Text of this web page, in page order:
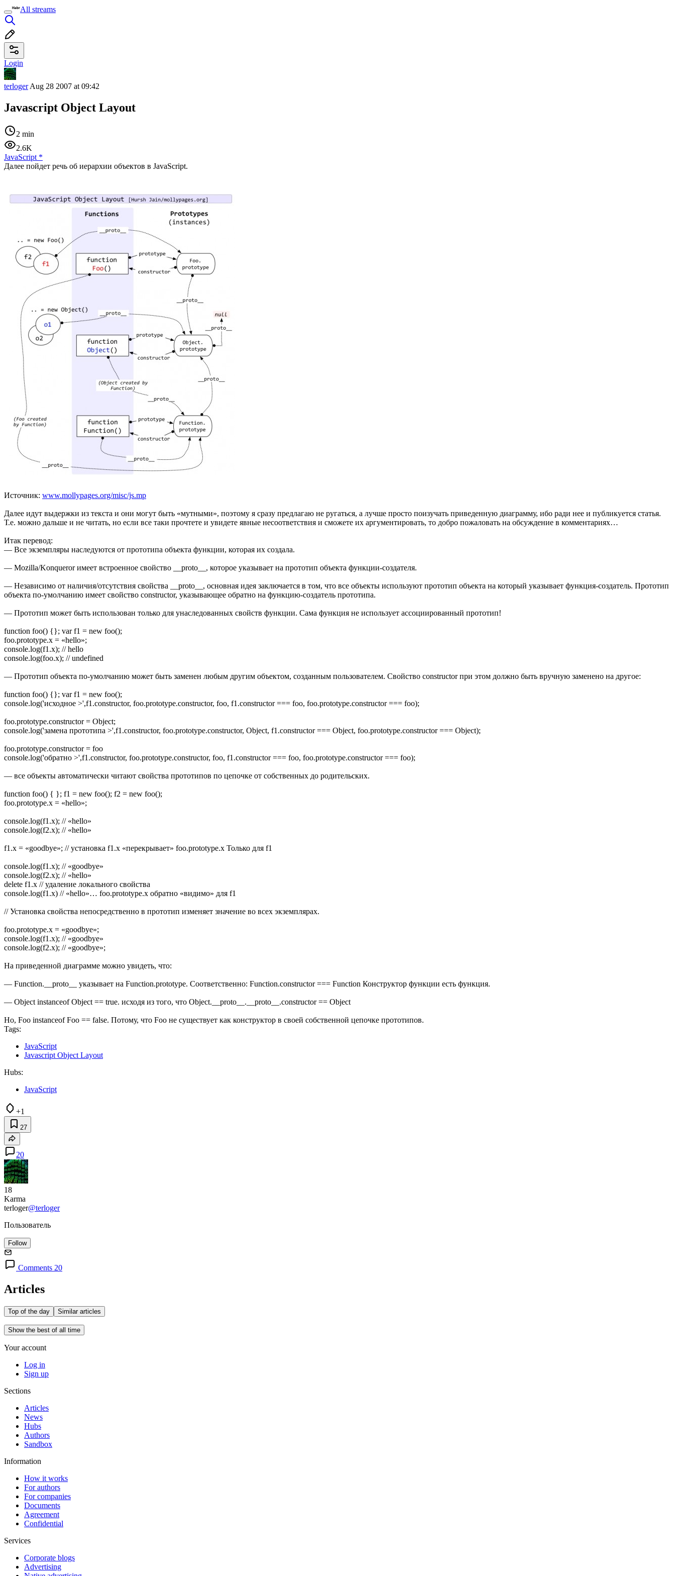
All streams
Login
terlogerAug 28 2007 at 09:42
Javascript Object Layout
2 min
2.6K
JavaScript *
Далее пойдет речь об иерархии объектов в JavaScript.
Источник: www.mollypages.org/misc/js.mp
Далее идут выдержки из текста и они могут быть «мутными», поэтому я сразу предлагаю не ругаться, а лучше просто поизучать приведенную диаграмму, ибо ради нее и публикуется статья.
Т.е. можно дальше и не читать, но если все таки прочтете и увидете явные несоответствия и сможете их аргументировать, то добро пожаловать на обсуждение в комментариях…
Итак перевод:
— Все экземпляры наследуются от прототипа объекта функции, которая их создала.
— Mozilla/Konqueror имеет встроенное свойство __proto__, которое указывает на прототип объекта функции-создателя.
— Независимо от наличия/отсутствия свойства __proto__, основная идея заключается в том, что все объекты используют прототип объекта на который указывает функция-создатель. Прототип
объекта по-умолчанию имеет свойство constructor, указывающее обратно на функцию-создатель прототипа.
— Прототип может быть использован только для унаследованных свойств функции. Сама функция не использует ассоциированный прототип!
function foo() {}; var f1 = new foo();
foo.prototype.x = «hello»;
console.log(f1.x); // hello
console.log(foo.x); // undefined
— Прототип объекта по-умолчанию может быть заменен любым другим объектом, созданным пользователем. Свойство constructor при этом должно быть вручную заменено на другое:
function foo() {}; var f1 = new foo();
console.log('исходное >',f1.constructor, foo.prototype.constructor, foo, f1.constructor === foo, foo.prototype.constructor === foo);
foo.prototype.constructor = Object;
console.log('замена прототипа >',f1.constructor, foo.prototype.constructor, Object, f1.constructor === Object, foo.prototype.constructor === Object);
foo.prototype.constructor = foo
console.log('обратно >',f1.constructor, foo.prototype.constructor, foo, f1.constructor === foo, foo.prototype.constructor === foo);
— все объекты автоматически читают свойства прототипов по цепочке от собственных до родительских.
function foo() { }; f1 = new foo(); f2 = new foo();
foo.prototype.x = «hello»;
console.log(f1.x); // «hello»
console.log(f2.x); // «hello»
f1.x = «goodbye»; // установка f1.x «перекрывает» foo.prototype.x Только для f1
console.log(f1.x); // «goodbye»
console.log(f2.x); // «hello»
delete f1.x // удаление локального свойства
console.log(f1.x) // «hello»… foo.prototype.x обратно «видимо» для f1
// Установка свойства непосредственно в прототип изменяет значение во всех экземплярах.
foo.prototype.x = «goodbye»;
console.log(f1.x); // «goodbye»
console.log(f2.x); // «goodbye»;
На приведенной диаграмме можно увидеть, что:
— Function.__proto__ указывает на Function.prototype. Соответственно: Function.constructor === Function Конструктор функции есть функция.
— Object instanceof Object == true. исходя из того, что Object.__proto__.__proto__.constructor == Object
Но, Foo instanceof Foo == false. Потому, что Foo не существует как конструктор в своей собственной цепочке прототипов.
Tags:
JavaScript
Javascript Object Layout
Hubs:
JavaScript
+1
27
20
18
Karma
terloger@terloger
Пользователь
Follow
Comments 20
Articles
Top of the day Similar articles
Show the best of all time
Your account
Log in
Sign up
Sections
Articles
News
Hubs
Authors
Sandbox
Information
How it works
For authors
For companies
Documents
Agreement
Confidential
Services
Corporate blogs
Advertising